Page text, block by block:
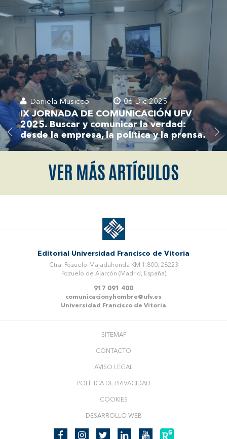
Daniela Musicco 06 Dic 2025
IX JORNADA DE COMUNICACIÓN UFV
2025. Buscar y comunicar la verdad:
desde la empresa, la política y la prensa.
VER MÁS ARTÍCULOS
Editorial Universidad Francisco de Vitoria
Ctra. Pozuelo-Majadahonda KM 1.800. 28223
Pozuelo de Alarcón (Madrid, España)
917 091 400
comunicacionyhombre@ufv.es
Universidad Francisco de Vitoria
SITEMAP
CONTACTO
AVISO LEGAL
POLÍTICA DE PRIVACIDAD
COOKIES
DESARROLLO WEB